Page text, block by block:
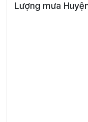
Lượng mưa